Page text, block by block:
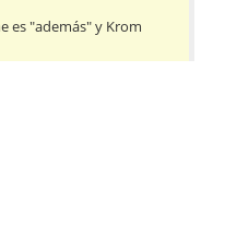
es "además" y Krom